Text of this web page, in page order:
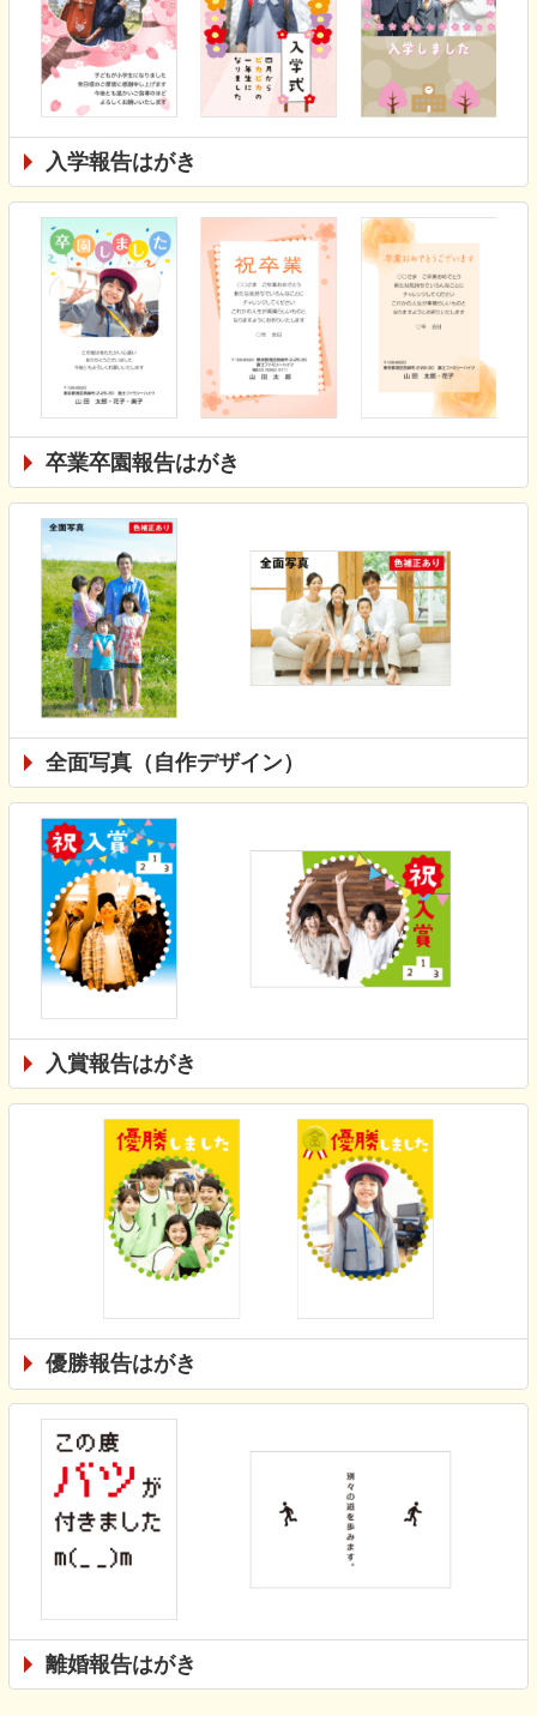
入学報告はがき
卒業卒園報告はがき
全面写真（自作デザイン）
入賞報告はがき
優勝報告はがき
離婚報告はがき